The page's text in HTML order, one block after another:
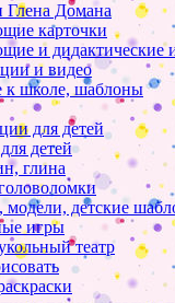
Глена Домана
карточки
и дидактические
и видео
к школе, шаблоны
для детей
детей
глина
модели, детские
игры
театр